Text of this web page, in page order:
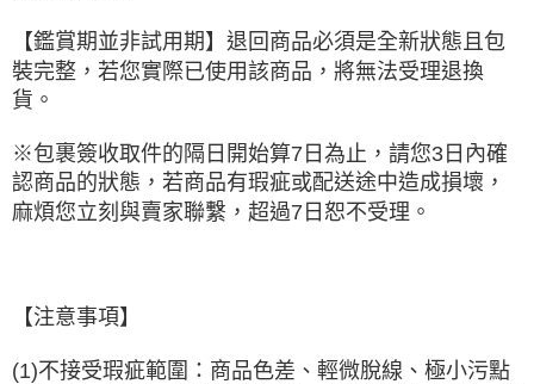
【鑑賞期並非試用期】退回商品必須是全新狀態且包
裝完整，若您實際已使用該商品，將無法受理退換
貨。
※包裹簽收取件的隔日開始算7日為止，請您3日內確
認商品的狀態，若商品有瑕疵或配送途中造成損壞，
麻煩您立刻與賣家聯繫，超過7日恕不受理。
【注意事項】
(1)不接受瑕疵範圍：商品色差、輕微脫線、極小污點